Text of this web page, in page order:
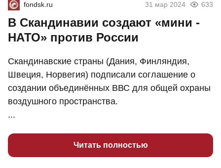
fondsk.ru 31 мар 2024 633
В Скандинавии создают «мини -
НАТО» против России
Скандинавские страны (Дания, Финляндия,
Швеция, Норвегия) подписали соглашение о
создании объединённых ВВС для общей охраны
воздушного пространства.
...
Читать полностью